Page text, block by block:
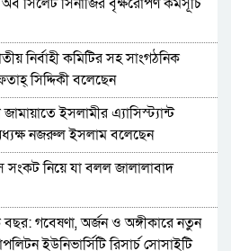
নির্বাহী কমিটির সহ সাংগঠনিক
সিদ্দিকী বলেছেন
ইসলামীর এ্যাসিস্ট্যান্ট
নজরুল ইসলাম বলেছেন
সংকট নিয়ে যা বলল জালালাবাদ
বছর: গবেষণা, অর্জন ও অঙ্গীকারে নতুন
ইউনিভার্সিটি রিসার্চ সোসাইটি